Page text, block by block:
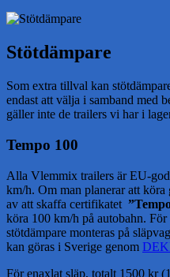
Stötdämpare
Som extra tillval kan
endast att välja i samband med
gäller inte de trailers vi har i
Tempo 100
Alla Vlemmix trailers är EU-
km/h. Om man planerar att
av att skaffa certifikatet
köra 100 km/h på autobahn.
stötdämpare monteras på
kan göras i Sverige genom
För enaxlat släp, totalt 1500 kr